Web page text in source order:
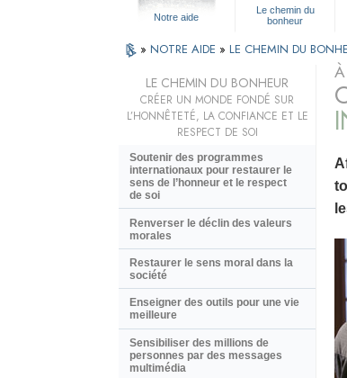
Notre aide
Le chemin du
bonheur
» NOTRE AIDE » LE CHEMIN DU
LE CHEMIN DU BONHEUR
CRÉER UN MONDE FONDÉ SUR
L’HONNÊTETÉ, LA CONFIANCE ET LE
RESPECT DE SOI
Soutenir des programmes
internationaux pour restaurer le
sens de l’honneur et le respect
de soi
Renverser le déclin des valeurs
morales
Restaurer le sens moral dans la
société
Enseigner des outils pour une vie
meilleure
Sensibiliser des millions de
personnes par des messages
multimédia